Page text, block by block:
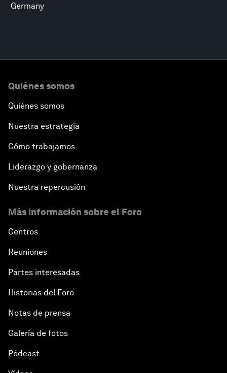
Germany
Quiénes somos
Quiénes somos
Nuestra estrategia
Cómo trabajamos
Liderazgo y gobernanza
Nuestra repercusión
Más información sobre el Foro
Centros
Reuniones
Partes interesadas
Historias del Foro
Notas de prensa
Galería de fotos
Pódcast